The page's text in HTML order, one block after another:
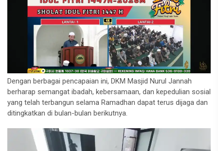
Dengan berbagai pencapaian ini, DKM Masjid Nurul Jannah
berharap semangat ibadah, kebersamaan, dan kepedulian sosial
yang telah terbangun selama Ramadhan dapat terus dijaga dan
ditingkatkan di bulan-bulan berikutnya.